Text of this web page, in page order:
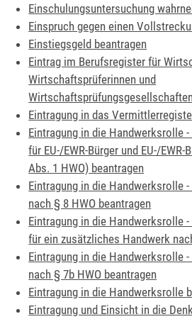
Einschulungsuntersuchung
Einspruch gegen einen
Einstiegsgeld beantragen
Eintrag im Berufsregister für
Wirtschaftsprüferinnen und
Eintragung in das
Eintragung in die Handwerksrolle
für EU-/EWR-Bürger und EU-/
Abs. 1 HWO) beantragen
Eintragung in die Handwerksrolle
nach § 8 HWO beantragen
Eintragung in die Handwerksrolle
für ein zusätzliches Handwerk
Eintragung in die Handwerksrolle
nach § 7b HWO beantragen
Eintragung in die Handwerksrolle
Eintragung und Einsicht in die